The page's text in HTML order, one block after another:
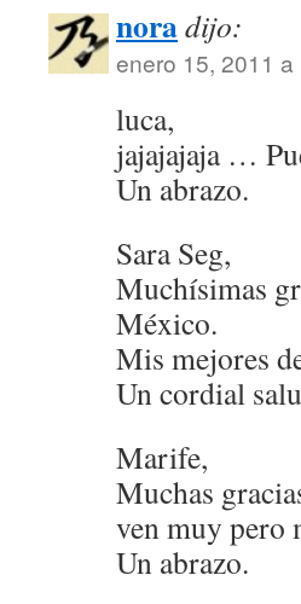
noradijo:
enero 15, 2011 a
luca,
jajajajaja …
Un abrazo.
Sara Seg,
Muchísimas
México.
Mis mejores
Un cordial
Marife,
Muchas
ven muy pero
Un abrazo.